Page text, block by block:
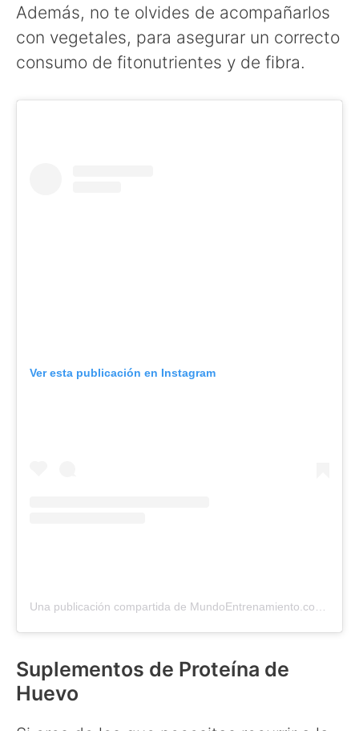
Además, no te olvides de acompañarlos
con vegetales, para asegurar un correcto
consumo de fitonutrientes y de fibra.
Ver esta publicación en Instagram
Suplementos de Proteína de
Huevo